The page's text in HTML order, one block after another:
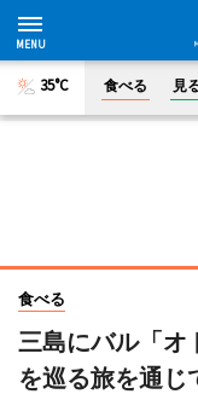
35°C 食べる 見
食べる
三島にバル「オ
を巡る旅を通じ